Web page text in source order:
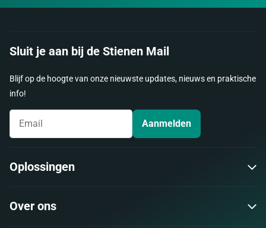
Sluit je aan bij de Stienen Mail
Blijf op de hoogte van onze nieuwste updates, nieuws en praktische
info!
Aanmelden
Oplossingen
Over ons